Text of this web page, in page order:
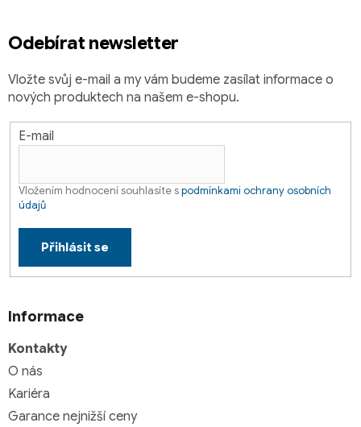
Odebírat newsletter
Vložte svůj e-mail a my vám budeme zasílat informace o
nových produktech na našem e-shopu.
E-mail
Vložením hodnocení souhlasíte spodmínkami ochrany osobních
údajů
Přihlásit se
Informace
Kontakty
O nás
Kariéra
Garance nejnižší ceny